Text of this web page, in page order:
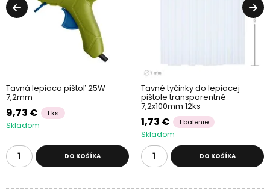
Tavná lepiaca pištoľ 25W
7,2mm
9,73 € 1 ks
Skladom
DO KOŠÍKA
Tavné tyčinky do lepiacej
pištole transparentné
7,2x100mm 12ks
1,73 € 1 balenie
Skladom
DO KOŠÍKA